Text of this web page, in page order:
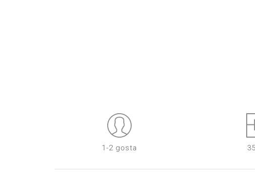
1-2 gosta